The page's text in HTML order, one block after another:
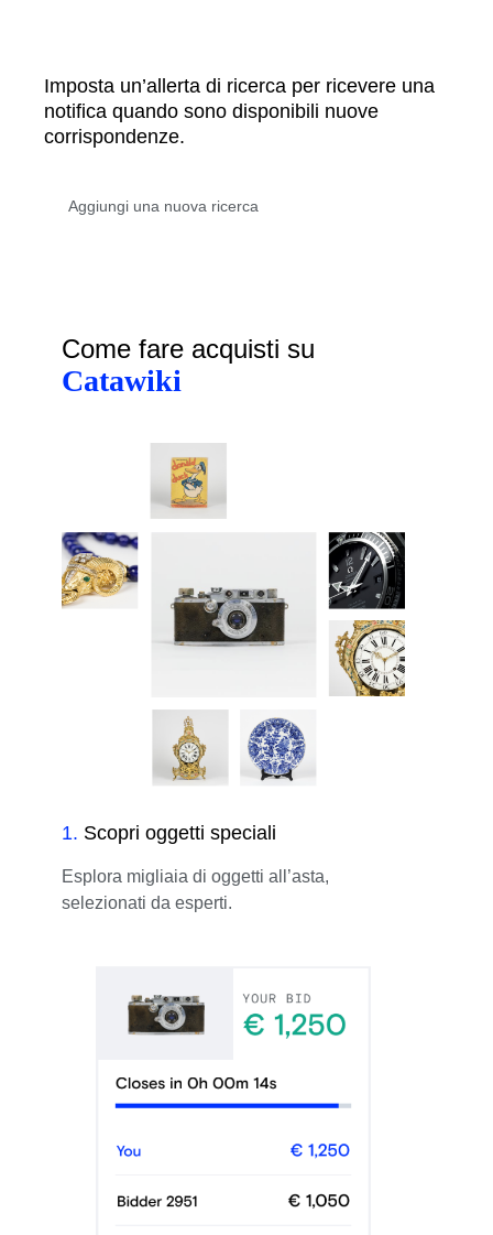
Imposta un’allerta di ricerca per ricevere una
notifica quando sono disponibili nuove
corrispondenze.
Come fare acquisti su
Catawiki
1. Scopri oggetti speciali
Esplora migliaia di oggetti all’asta,
selezionati da esperti.